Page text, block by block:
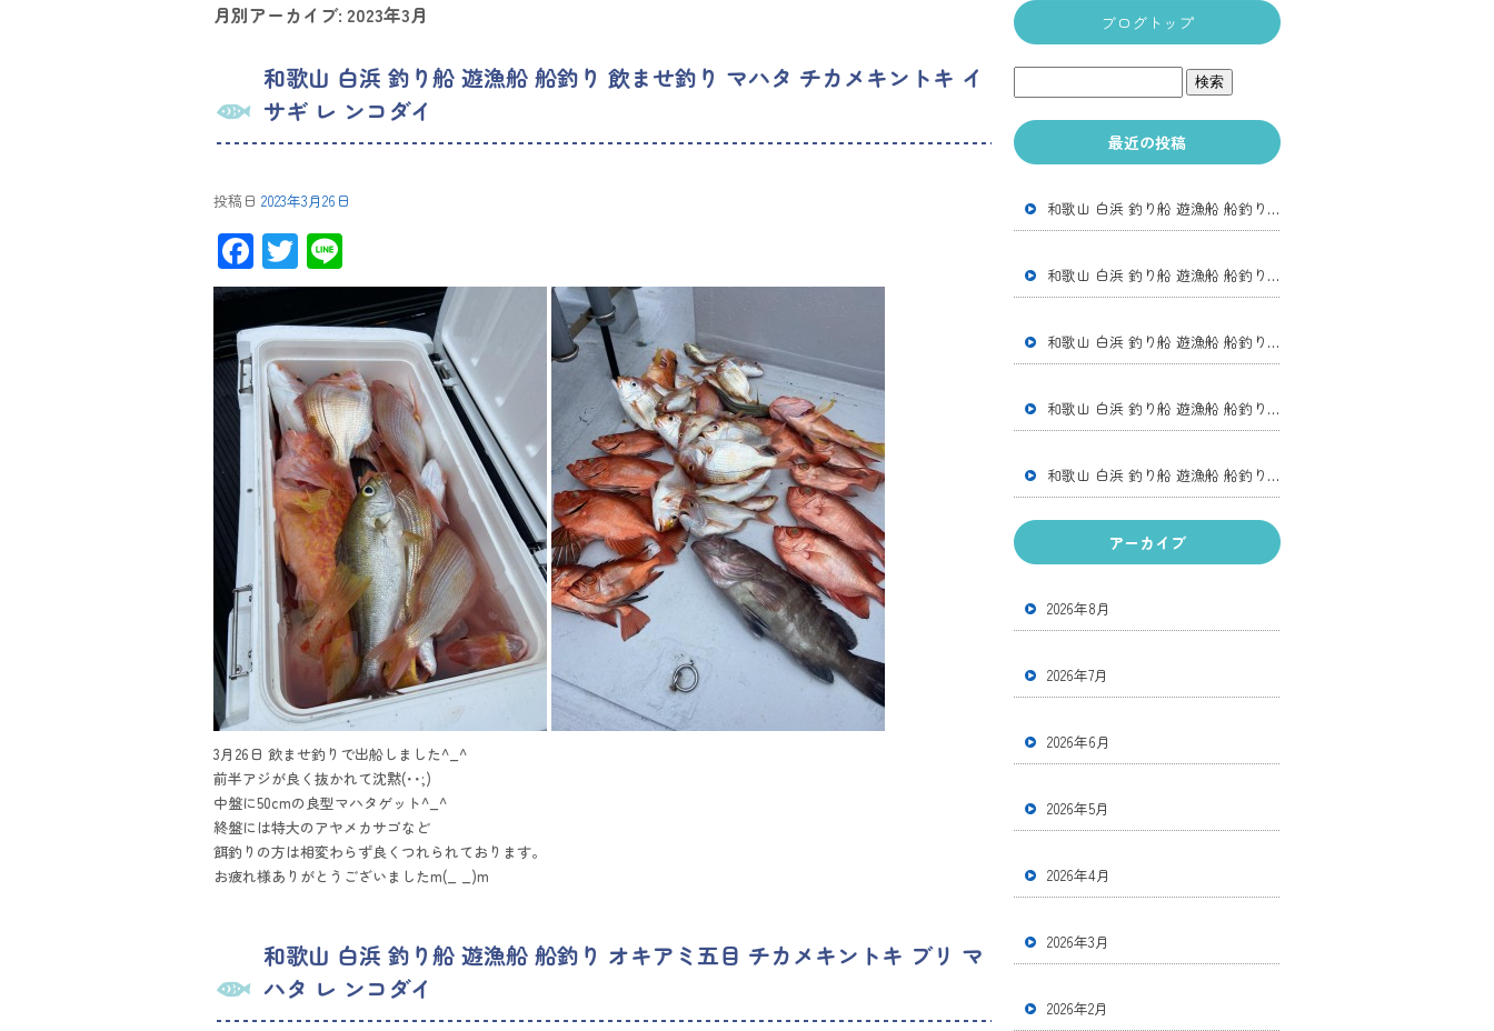
月別アーカイブ: 2023年3月
和歌山 白浜 釣り船 遊漁船 船釣り 飲ませ釣り マハタ チカメキントキ イ
サギ レ ンコダイ
投稿日 2023年3月26日
F
ac
e
b
o
ok
T
wi
tt
er
ne
3月26日 飲ませ釣りで出船しました^_^
前半アジが良く抜かれて沈黙(･･;)
中盤に50cmの良型マハタゲット^_^
終盤には特大のアヤメカサゴなど
餌釣りの方は相変わらず良くつれられております。
お疲れ様ありがとうございましたm(_ _)m
和歌山 白浜 釣り船 遊漁船 船釣り オキアミ五目 チカメキントキ ブリ マ
ハタ レ ンコダイ
ブログトップ
最近の投稿
和歌山 白浜 釣り船 遊漁船 船釣り 体験釣り アカイカ便 アカイカ スルメイカ
和歌山 白浜 釣り船 遊漁船 船釣り 体験釣り アカイカ便 アカイカ スルメイカ
和歌山 白浜 釣り船 遊漁船 船釣り 体験釣り 中深場五目 オニカサゴ チカメキント アマダイ ウッカリカサゴ アカアジ ヒメアジ レンコダイ アヤメカサゴ
和歌山 白浜 釣り船 遊漁船 船釣り 体験釣り アカイカ便 アカイカ スルメイカ
和歌山 白浜 釣り船 遊漁船 船釣り 体験釣り アカイカ便 アカイカ スルメイカ
アーカイブ
2026年8月
2026年7月
2026年6月
2026年5月
2026年4月
2026年3月
2026年2月